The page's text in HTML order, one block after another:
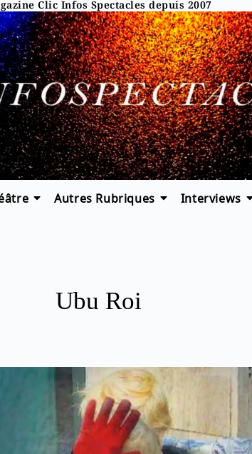
Clic Infos Spectacles depuis 2007
Autres Rubriques Interviews
Ubu Roi